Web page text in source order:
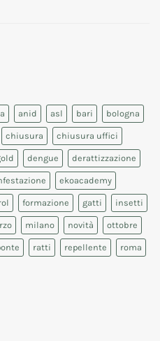
anid asl bari bologna
chiusura chiusura uffici
dengue derattizzazione
ekoacademy
formazione gatti insetti
milano novità ottobre
ratti repellente roma